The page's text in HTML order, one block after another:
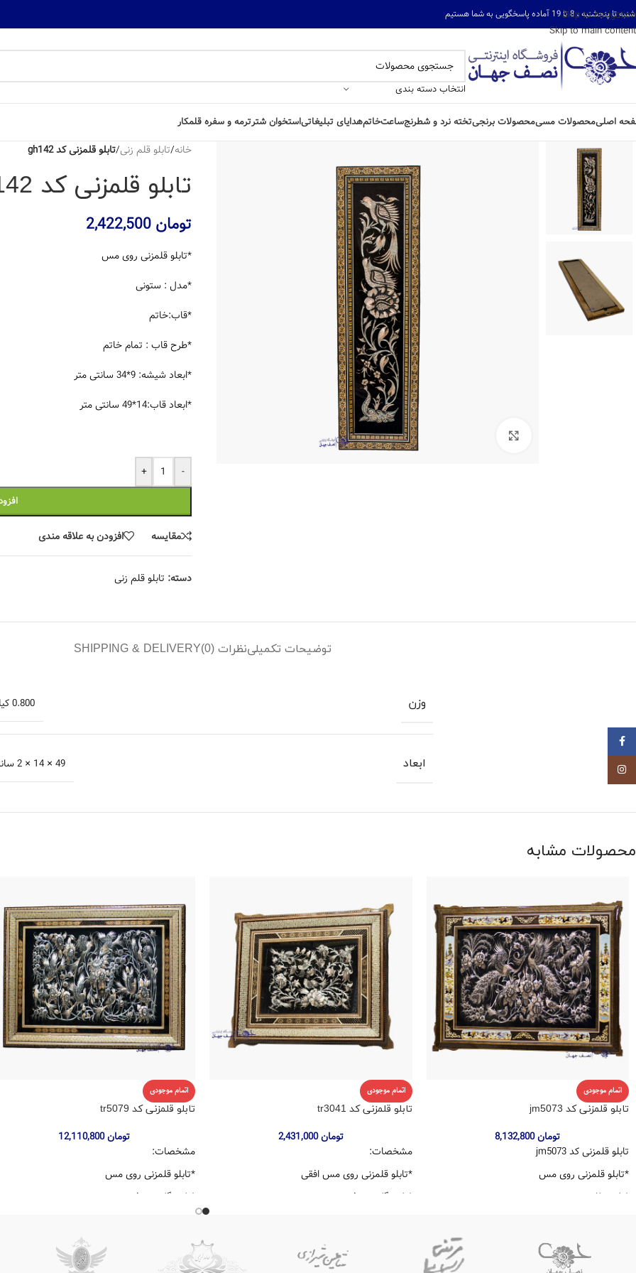
Skip to navigation
Skip to main content
تا پنجشنبه ، 8 تا 19 آماده پاسخگویی به شما هستیم
انتخاب دسته بندی
اصلیمحصولات مسیمحصولات برنجیتخته نرد و شطرنجساعتخاتمهدایای تبلیغاتیاستخوان شترترمه و سفره قلمکار
خانه/تابلو قلم زنی/تابلو قلمزنی کد gh142
تابلو قلمزنی کد gh142
تومان
*تابلو قلمزنی روی مس
*مدل : ستونی
*قاب:خاتم
*طرح قاب : تمام خاتم
*ابعاد شیشه: 9*34 سانتی متر
*ابعاد قاب:14*49 سانتی متر
-
+
مقایسه افزودن به علاقه مندی
دسته: تابلو قلم زنی
توضیحات تکمیلینظرات (0) SHIPPING & DELIVERY
وزن 0.800 کیلوگرم
ابعاد 49 × 14 × 2 سانتیمتر
محصولات مشابه
اتمام موجودی
تابلو قلمزنی کد jm5073
تومان8,132,800
تابلو قلمزنی کد jm5073
*تابلو قلمزنی روی مس
*طرح طاووس
*ابعاد شیشه: 50*70
اتمام موجودی
تابلو قلمزنی کد tr3041
تومان2,431,000
مشخصات:
*تابلو قلمزنی روی مس افقی
*طرح گل و مرغ
*امضا دار اثر استاد توکلی
اتمام موجودی
تابلو قلمزنی کد tr5079
تومان12,110,800
مشخصات:
*تابلو قلمزنی روی مس
*طرح گل و مرغ
*ابعاد شیشه: 50*70
*ابعاد قاب90*73